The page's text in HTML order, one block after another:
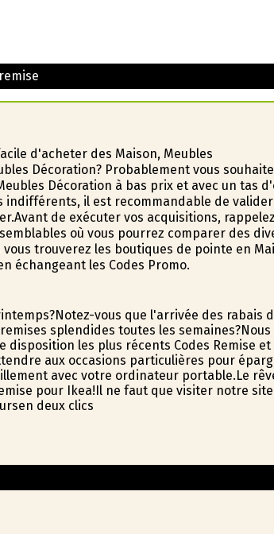
d'acheter des Maison, Meubles
Décoration? Probablement vous
Décoration à bas prix et avec un tas
indifférents, il est recommandable de
de exécuter vos acquisitions,
où vous pourrez comparer des
trouverez les boutiques de pointe en
échangeant les Codes Promo.
vous que l'arrivée des rabais
splendides toutes les semaines?Nous
les plus récents Codes Remise et
aux occasions particulières pour
avec votre ordinateur portable.Le
pour Ikea!Il ne faut que visiter notre
deux clics